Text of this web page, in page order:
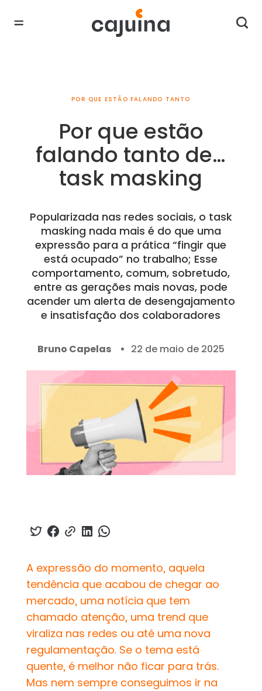
POR QUE ESTÃO FALANDO TANTO
Por que estão
falando tanto de…
task masking
Popularizada nas redes sociais, o task
masking nada mais é do que uma
expressão para a prática “fingir que
está ocupado” no trabalho; Esse
comportamento, comum, sobretudo,
entre as gerações mais novas, pode
acender um alerta de desengajamento
e insatisfação dos colaboradores
Bruno Capelas 22 de maio de 2025
A expressão do momento, aquela
tendência que acabou de chegar ao
mercado, uma notícia que tem
chamado atenção, uma trend que
viraliza nas redes ou até uma nova
regulamentação. Se o tema está
quente, é melhor não ficar para trás.
Mas nem sempre conseguimos ir na